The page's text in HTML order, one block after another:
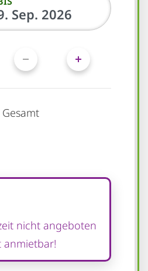
Gesamt
nicht angeboten
anmietbar!